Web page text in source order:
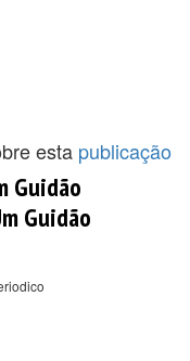
esta publicação
Guidão
Guidão